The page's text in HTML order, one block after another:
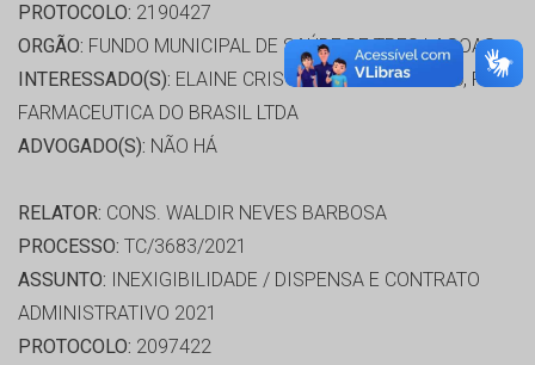
PROTOCOLO: 2190427
ORGÃO: FUNDO MUNICIPAL DE SAÚDE DE TRES LAGOAS
INTERESSADO(S): ELAINE CRISTINA FERRARI FURIO, PTC
FARMACEUTICA DO BRASIL LTDA
ADVOGADO(S): NÃO HÁ
RELATOR: CONS. WALDIR NEVES BARBOSA
PROCESSO: TC/3683/2021
ASSUNTO: INEXIGIBILIDADE / DISPENSA E CONTRATO
ADMINISTRATIVO 2021
PROTOCOLO: 2097422